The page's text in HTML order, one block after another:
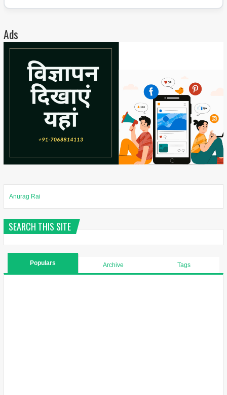
Ads
Anurag Rai
SEARCH THIS SITE
Populars Archive Tags